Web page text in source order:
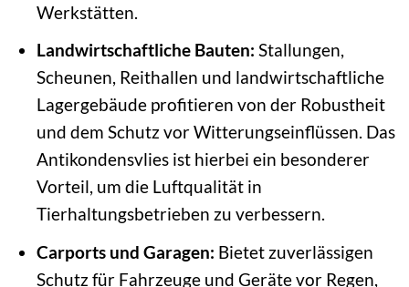
Werkstätten.
Landwirtschaftliche Bauten: Stallungen,
Scheunen, Reithallen und landwirtschaftliche
Lagergebäude profitieren von der Robustheit
und dem Schutz vor Witterungseinflüssen. Das
Antikondensvlies ist hierbei ein besonderer
Vorteil, um die Luftqualität in
Tierhaltungsbetrieben zu verbessern.
Carports und Garagen: Bietet zuverlässigen
Schutz für Fahrzeuge und Geräte vor Regen,